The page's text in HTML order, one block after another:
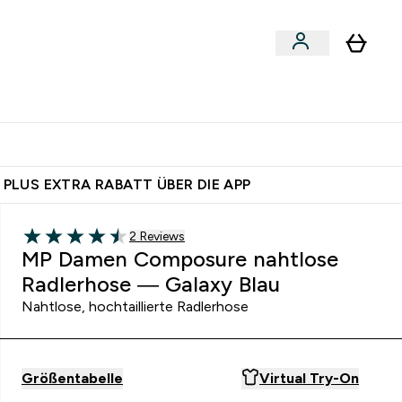
EXTRA RABATT ÜBER DIE APP
4.5 out of 5 stars
2 customer reviews
2 Reviews
MP Damen Composure nahtlose
Radlerhose — Galaxy Blau
Nahtlose, hochtaillierte Radlerhose
Größentabelle Virtual Try-On